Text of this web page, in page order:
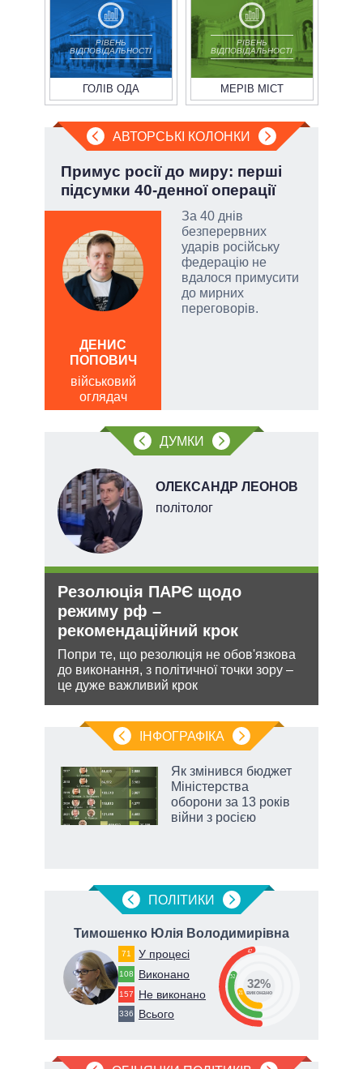
РІВЕНЬ
ВІДПОВІДАЛЬНОСТІ
ГОЛІВ ОДА
РІВЕНЬ
ВІДПОВІДАЛЬНОСТІ
МЕРІВ МІСТ
АВТОРСЬКІ КОЛОНКИ
Примус росії до миру: перші
підсумки 40-денної операції
За 40 днів
безперервних
ударів російську
федерацію не
вдалося примусити
до мирних
переговорів.
ДЕНИС
ПОПОВИЧ
військовий
оглядач
ДУМКИ
ОЛЕКСАНДР ЛЕОНОВ
політолог
Резолюція ПАРЄ щодо
режиму рф –
рекомендаційний крок
Попри те, що резолюція не обов'язкова
до виконання, з політичної точки зору –
це дуже важливий крок
ІНФОГРАФІКА
Як змінився бюджет
Міністерства
оборони за 13 років
війни з росією
ПОЛIТИКИ
Тимошенко Юлія Володимирівна
71 У процесі
108 Виконано
157 Не виконано
336 Всього
47
32
21
32%
виконано